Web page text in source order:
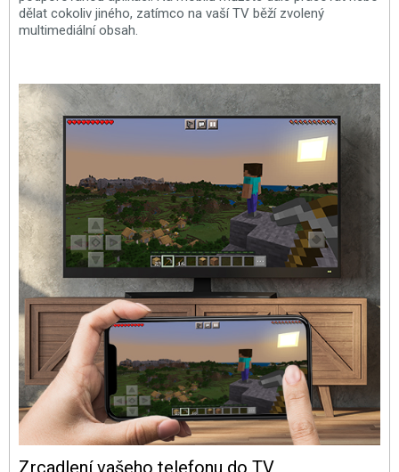
dělat cokoliv jiného, zatímco na vaší TV běží zvolený
multimediální obsah.
Zrcadlení vašeho telefonu do TV